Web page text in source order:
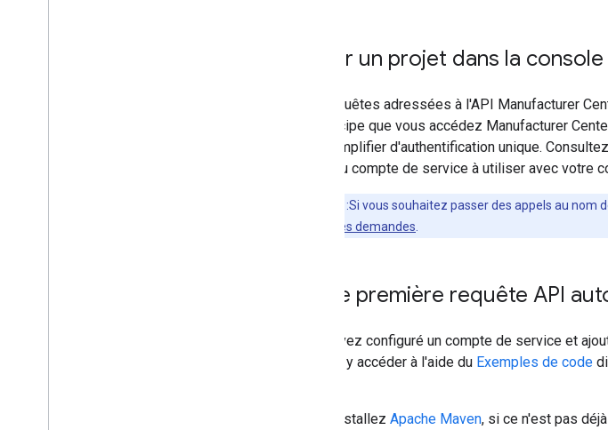
Créer un projet dans la
Les requêtes adressées à l'API Manufacturer
du principe que vous accédez Manufacturer
pour simplifier d'authentification unique.
nouveau compte de service à utiliser avec votre
:Si vous souhaitez passer des appels au nom
Autoriser sur les demandes
Votre première requête API
Vous avez configuré un compte de service et
pouvez y accéder à l'aide du Exemples de code
Installez Apache Maven, si ce n'est pas